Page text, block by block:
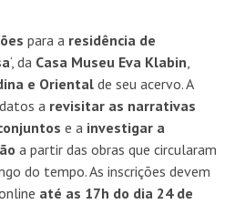
para a residência de
‘, da Casa Museu Eva Klabin,
e Oriental de seu acervo. A
a revisitar as narrativas
e a investigar a
a partir das obras que circularam
do tempo. As inscrições devem
até as 17h do dia 24 de